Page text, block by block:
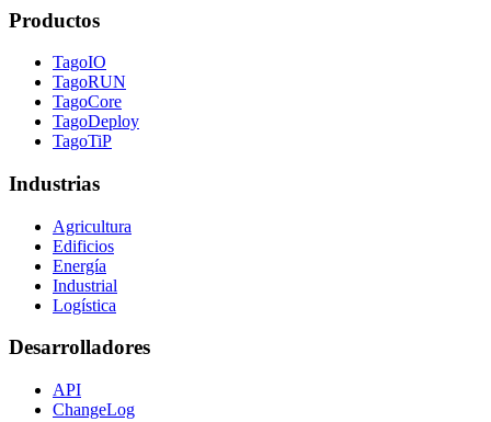
Productos
TagoIO
TagoRUN
TagoCore
TagoDeploy
TagoTiP
Industrias
Agricultura
Edificios
Energía
Industrial
Logística
Desarrolladores
API
ChangeLog